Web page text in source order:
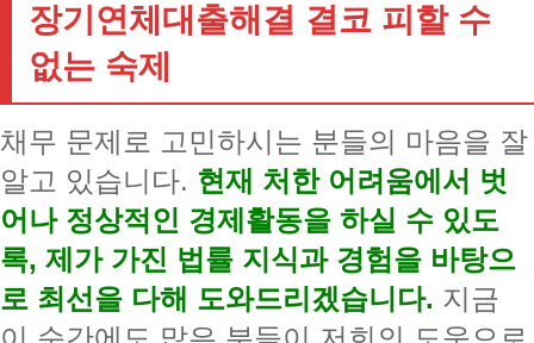
장기연체대출해결 결코 피할 수
없는 숙제
채무 문제로 고민하시는 분들의 마음을 잘
알고 있습니다. 현재 처한 어려움에서 벗
어나 정상적인 경제활동을 하실 수 있도
록, 제가 가진 법률 지식과 경험을 바탕으
로 최선을 다해 도와드리겠습니다. 지금